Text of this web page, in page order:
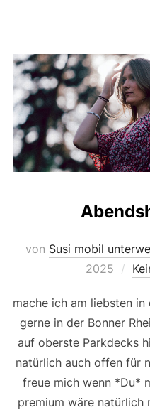
von Susi mobil
2025
mache ich am liebsten in
gerne in der Bonner
auf oberste Parkdecks
natürlich auch offen für
freue mich wenn *Du*
premium wäre natürlich